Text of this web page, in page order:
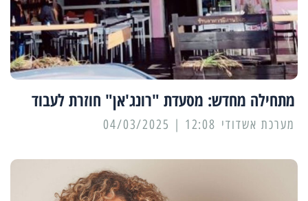
מתחילה מחדש: מסעדת "רונג'אן" חוזרת לעבוד
מערכת אשדודי 12:08 | 04/03/2025